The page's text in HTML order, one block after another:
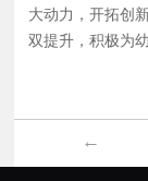
大动力，开拓创
双提升，积极为
←